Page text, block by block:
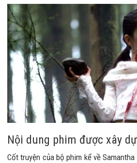
Nội dung phim được xây
Cốt truyện của bộ phim kể về